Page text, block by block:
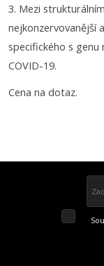
3. Mezi
nejkonzervovanější
specifického s
COVID-19.
Cena na dotaz.
se